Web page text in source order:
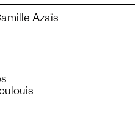
Azaïs